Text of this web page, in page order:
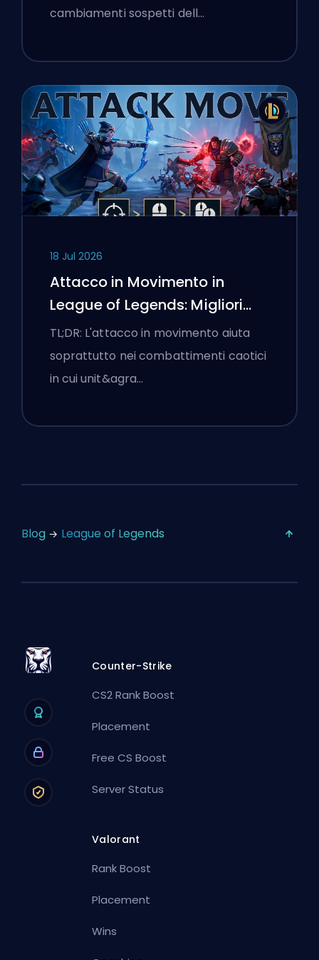
cambiamenti sospetti dell…
18 Jul 2026
Attacco in Movimento in
League of Legends: Migliori
Impostazioni
TL;DR: L'attacco in movimento aiuta
soprattutto nei combattimenti caotici
in cui unit&agra…
Blog League of Legends
Counter-Strike
CS2 Rank Boost
Placement
Free CS Boost
Server Status
Valorant
Rank Boost
Placement
Wins